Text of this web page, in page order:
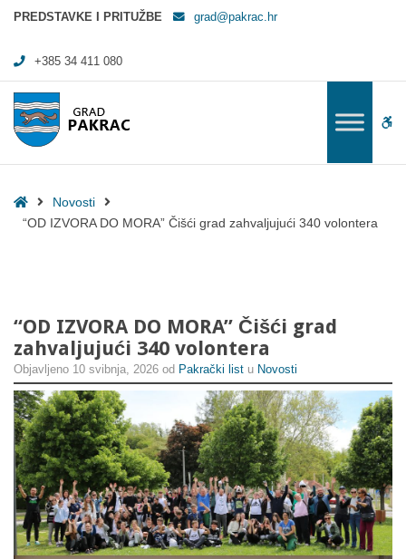
"OD IZVORA DO MORA" Čišći grad zahvaljujući 340 volontera - Grad
PREDSTAVKE I PRITUŽBE grad@pakrac.hr
+385 34 411 080
HomeNovosti
“OD IZVORA DO MORA” Čišći grad zahvaljujući 340 volontera
“OD IZVORA DO MORA” Čišći grad
zahvaljujući 340 volontera
Objavljeno 10 svibnja, 2026 od Pakrački list u Novosti